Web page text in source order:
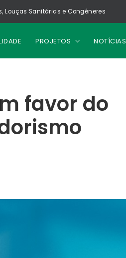
Louças Sanitárias e Congêneres
PROJETOS NOTÍCIAS
favor do